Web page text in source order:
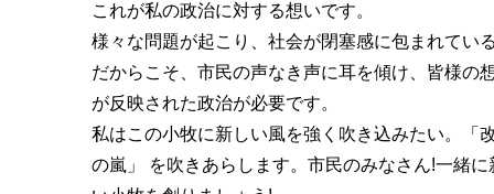
これが私の政治に対する想いです。
様々な問題が起こり、社会が閉塞感に包まれてい
だからこそ、市民の声なき声に耳を傾け、皆様の
が反映された政治が必要です。
私はこの小牧に新しい風を強く吹き込みたい。「
の嵐」 を吹きあらします。市民のみなさん!一緒に